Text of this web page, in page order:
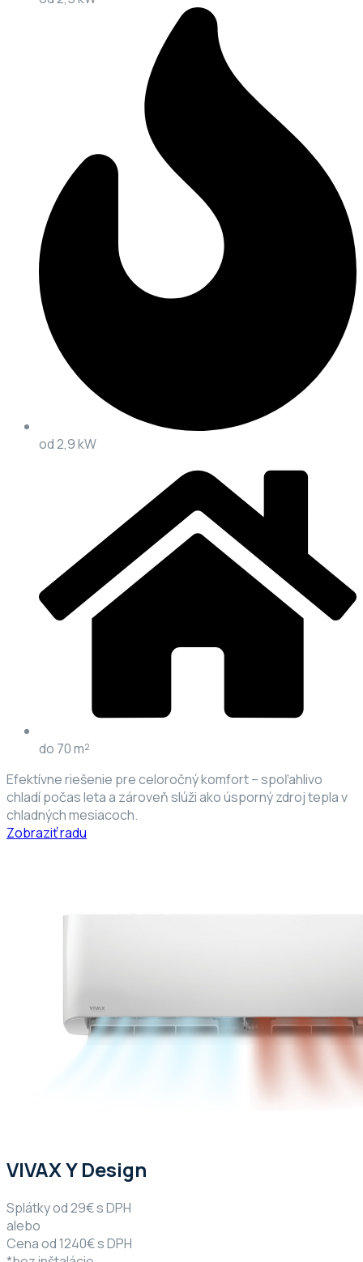
od 2,9 kW
do 70 m²
Efektívne riešenie pre celoročný komfort – spoľahlivo
chladí počas leta a zároveň slúži ako úsporný zdroj tepla v
chladných mesiacoch.
Zobraziť radu
VIVAX Y Design
Splátky od 29€ s DPH
alebo
Cena od 1240€ s DPH